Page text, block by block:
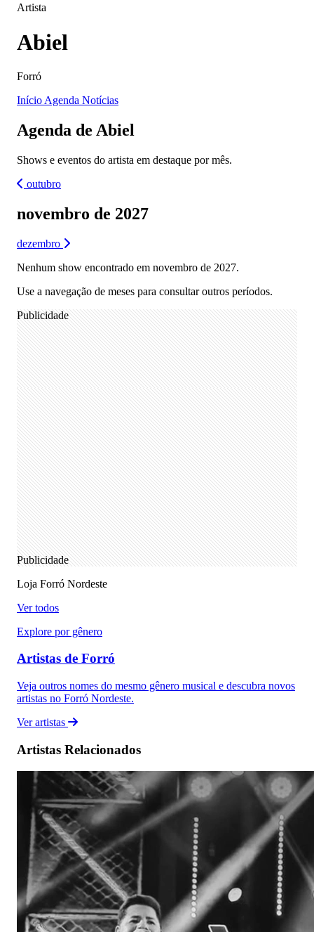
Artista
Abiel
Forró
Início Agenda Notícias
Agenda de Abiel
Shows e eventos do artista em destaque por mês.
outubro
novembro de 2027
dezembro
Nenhum show encontrado em novembro de 2027.
Use a navegação de meses para consultar outros períodos.
Publicidade
Publicidade
Loja Forró Nordeste
Ver todos
Explore por gênero
Artistas de Forró
Veja outros nomes do mesmo gênero musical e descubra novos
artistas no Forró Nordeste.
Ver artistas
Artistas Relacionados